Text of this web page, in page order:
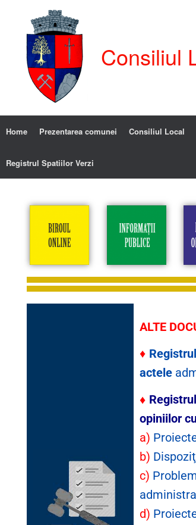
Consiliul
Home Prezentarea comunei Consiliul Local
Registrul Spatiilor Verzi
ALTE
♦
actele
♦
opiniilor
a)
b)
c)
d)